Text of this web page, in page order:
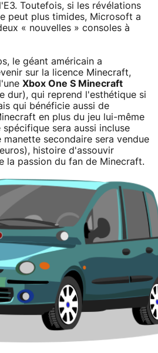
Toutefois, si les révélations
peut plus timides, Microsoft a
« nouvelles » consoles à
le géant américain a
sur la licence Minecraft,
Xbox One S Minecraft
dur), qui reprend l'esthétique si
qui bénéficie aussi de
en plus du jeu lui-même
spécifique sera aussi incluse
manette secondaire sera vendue
histoire d'assouvir
la passion du fan de Minecraft.